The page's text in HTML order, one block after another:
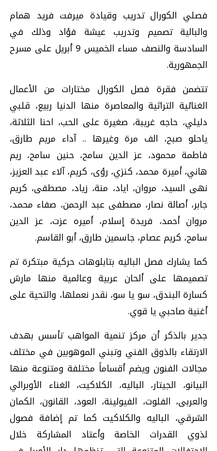
فصلي الكورال تدريب وقيادة ميرفت فريد همام
والبالية تصميم وتدريب عيشة فؤاد وذلك في
السادسة والنصف مساء الخميس 9 أبريل على مسرح
الجمهورية.
تتضمن فقرة فصل الكورال مختارات من الأعمال
الغنائية التراثية والمعاصرة منها الدنيا ربيع، قلبي
دليلي، حاجه غريبة، صغيرة على الحب، احنا الثلاثة،
ياحلو صبح، الف مرة وغيرها .. آداء مريم طارق،
فاطمة محمود، عز الدين سامح، حنين سامح، ريم
هاني، أميرة محمد، كنزي، رؤى، كريم، آلاء عبد العزيز،
نهى السيد، مروان، اياد، منة، زياد، مصطفى، كريم
جابر، أصالة نصار، مصطفى عبد الرحمن، صفاء محمد،
مروان أحمد، فريدة إسلام، أميره عزت، عز الدين
سامح، كريم عصام، جاسمين طارق، أبو القاسم.
كما يشارك فصل الباليه بتابلوهات حركية مبتكرة تم
تصميمها على ألحان عربية وعالمية منها مارش
كسارة البندق، سو يا سو، نقدر نعملها، والتحية على
أغنية صاحبي يا قوي.
جدير بالذكر أن مركز تنمية المواهب تأسس بهدف
الارتقاء بالذوق الفني وتبني الموهوبين في مختلف
مجالات الفنون ويضم أقساماً مختلفة ومتنوعة منها
البيانو، الجيتار، الباليه، الكلاكيت، الغناء الأوبرالي
والعربى، الفلوت، الفيولينة، العود، القانون، الكمان
الشرقي، الباليه والكلاكيت كما تم إضافة فصول
لذوي القدرات الخاصة وأعتاد المشاركة خلال